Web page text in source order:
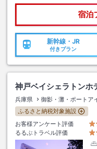
宿泊
新幹線・JR
付きプラン
神戸ベイシェラトンホ
兵庫県 御影・灘・ポートア
ふるさと納税対象施設
お客様アンケート評価
るるぶトラベル評価